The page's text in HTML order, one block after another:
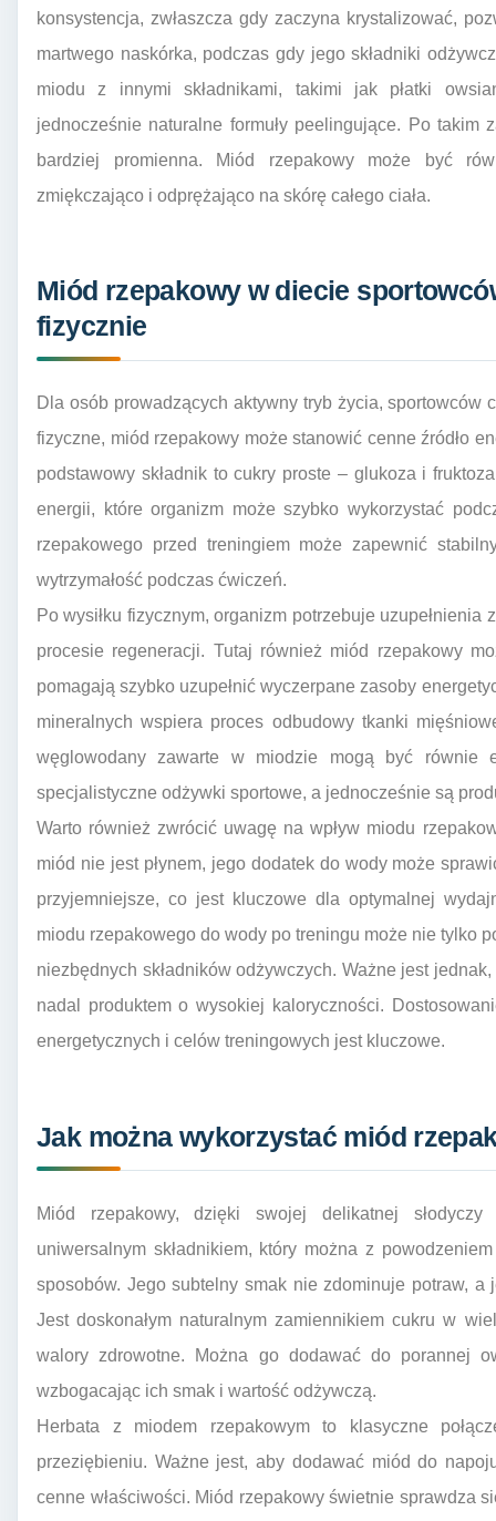
konsystencja, zwłaszcza gdy zaczyna krystalizować,
martwego naskórka, podczas gdy jego składniki
miodu z innymi składnikami, takimi jak płatki
jednocześnie naturalne formuły peelingujące. Po takim
bardziej promienna. Miód rzepakowy może być
zmiękczająco i odprężająco na skórę całego ciała.
Miód rzepakowy w diecie
fizycznie
Dla osób prowadzących aktywny tryb życia,
fizyczne, miód rzepakowy może stanowić cenne źródło
podstawowy składnik to cukry proste – glukoza i
energii, które organizm może szybko wykorzystać
rzepakowego przed treningiem może zapewnić
wytrzymałość podczas ćwiczeń.
Po wysiłku fizycznym, organizm potrzebuje
procesie regeneracji. Tutaj również miód rzepakowy
pomagają szybko uzupełnić wyczerpane zasoby
mineralnych wspiera proces odbudowy tkanki
węglowodany zawarte w miodzie mogą być równie
specjalistyczne odżywki sportowe, a jednocześnie są
Warto również zwrócić uwagę na wpływ miodu
miód nie jest płynem, jego dodatek do wody może
przyjemniejsze, co jest kluczowe dla optymalnej
miodu rzepakowego do wody po treningu może nie tylko
niezbędnych składników odżywczych. Ważne jest
nadal produktem o wysokiej kaloryczności.
energetycznych i celów treningowych jest kluczowe.
Jak można wykorzystać miód
Miód rzepakowy, dzięki swojej delikatnej
uniwersalnym składnikiem, który można z
sposobów. Jego subtelny smak nie zdominuje potraw, a
Jest doskonałym naturalnym zamiennikiem cukru w
walory zdrowotne. Można go dodawać do porannej
wzbogacając ich smak i wartość odżywczą.
Herbata z miodem rzepakowym to klasyczne
przeziębieniu. Ważne jest, aby dodawać miód do
cenne właściwości. Miód rzepakowy świetnie sprawdza